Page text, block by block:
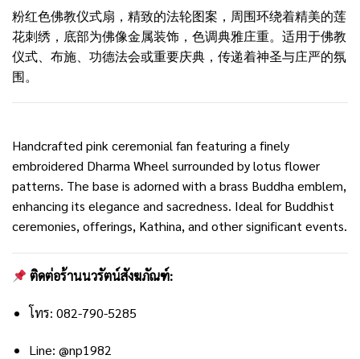
粉红色佛教仪式扇，精致的法轮图案，周围环绕着精美的莲
花刺绣，底部为佛像金属装饰，色调典雅庄重。适用于佛教
仪式、布施、功德法会或重要庆典，传递着神圣与庄严的氛
围。
Handcrafted pink ceremonial fan featuring a finely
embroidered Dharma Wheel surrounded by lotus flower
patterns. The base is adorned with a brass Buddha emblem,
enhancing its elegance and sacredness. Ideal for Buddhist
ceremonies, offerings, Kathina, and other significant events.
ติดต่อร้านนวรัตน์สังฆภัณฑ์:
โทร: 082-790-5285
Line: @np1982